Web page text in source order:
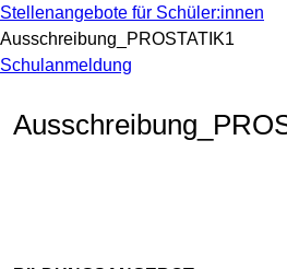
Stellenangebote für Schüler:innen
Ausschreibung_PROSTATIK1
Schulanmeldung